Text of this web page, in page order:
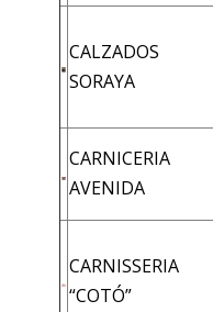
CALZADOS
SORAYA
CARNICERIA
AVENIDA
CARNISSERIA
“COTÓ”